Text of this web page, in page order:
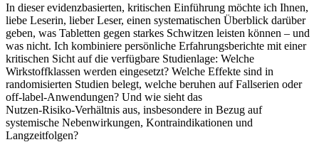
In dieser evidenzbasierten, kritischen Einführung möchte ich Ihnen,
liebe Leserin, lieber Leser, einen systematischen Überblick darüber​
geben, was Tabletten gegen starkes ‍Schwitzen​ leisten können – ​und
was nicht. Ich kombiniere persönliche Erfahrungsberichte mit ⁣einer
kritischen Sicht auf die ‍verfügbare Studienlage: ⁣Welche
Wirkstoffklassen werden eingesetzt? Welche​ Effekte sind in
randomisierten Studien ⁢belegt, welche beruhen auf Fallserien⁤ oder
off‑label-Anwendungen? Und⁤ wie sieht das
Nutzen‑Risiko‑Verhältnis aus, ‍insbesondere in Bezug auf​
systemische Nebenwirkungen, Kontraindikationen und
Langzeitfolgen?